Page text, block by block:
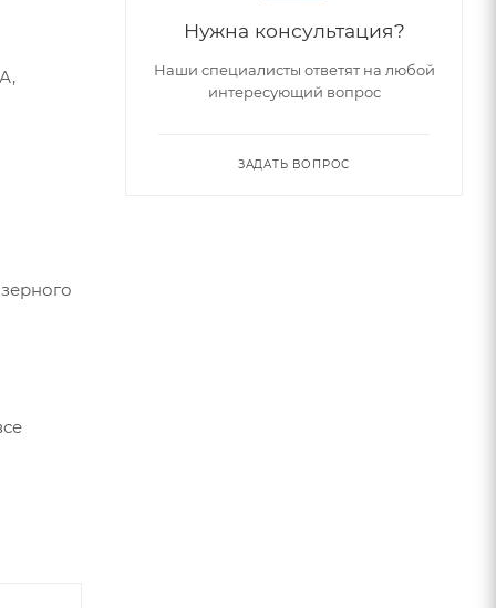
Нужна консультация?
Наши специалисты ответят на любой
интересующий вопрос
ЗАДАТЬ ВОПРОС